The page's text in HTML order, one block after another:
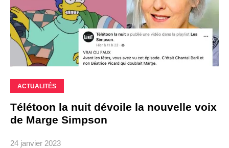
ACTUALITÉS
Télétoon la nuit dévoile la nouvelle voix
de Marge Simpson
24 janvier 2023